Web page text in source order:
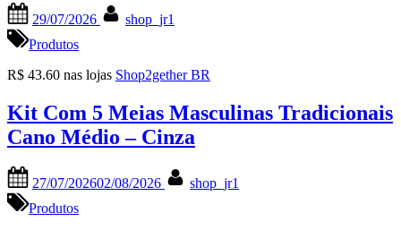
on
29/07/2026
shop_jr1
Produtos
R$ 43.60 nas lojas Shop2gether BR
Kit Com 5 Meias Masculinas Tradicionais
Cano Médio – Cinza
on
27/07/202602/08/2026
shop_jr1
Produtos